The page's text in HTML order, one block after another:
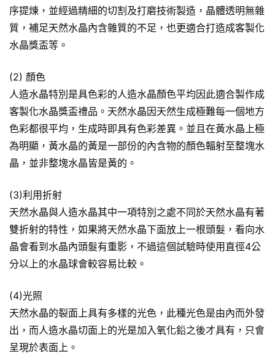
序提煉，並經過精細的切割及打磨技術製造，晶體透明無雜
質，補足天然水晶內含雜質的不足，也更適合打造成客製化
水晶獎盃等。
(2) 顏色
人造水晶特別是具色彩的人造水晶顏色平均因此適合製作成
客製化水晶獎盃禮品。天然水晶因天然生成極難每一個地方
色彩都很平均，生成時即具有色彩差異。並且在黃水晶上極
為明顯，黃水晶的黃是一部份的內含物的顏色輻射至整塊水
晶，並非整塊水晶皆是黃的。
(3)利用折射
天然水晶與人造水晶其中一項特別之處不同於天然水晶有著
雙折射的特性，如果將天然水晶下面放上一根頭髮，看向水
晶會看到水晶內頭髮有重影，不過這個試驗時使用直徑4公
分以上的水晶球會較容易比較。
(4)光照
天然水晶的裂面上具有多樣的光色，此種光色是由內而外發
出，而人造水晶切面上的光是加入氧化鉛之後才具有，只會
呈現於表面上。